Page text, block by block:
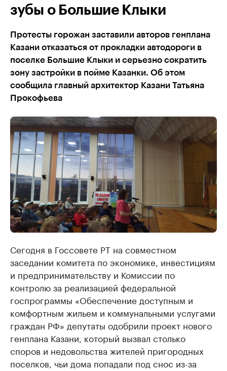
зубы о Большие Клыки
Протесты горожан заставили авторов генплана
Казани отказаться от прокладки автодороги в
поселке Большие Клыки и серьезно сократить
зону застройки в пойме Казанки. Об этом
сообщила главный архитектор Казани Татьяна
Прокофьева
Сегодня в Госсовете РТ на совместном
заседании комитета по экономике, инвестициям
и предпринимательству и Комиссии по
контролю за реализацией федеральной
госпрограммы «Обеспечение доступным и
комфортным жильем и коммунальными услугами
граждан РФ» депутаты одобрили проект нового
генплана Казани, который вызвал столько
споров и недовольства жителей пригородных
поселков, чьи дома попадали под снос из-за